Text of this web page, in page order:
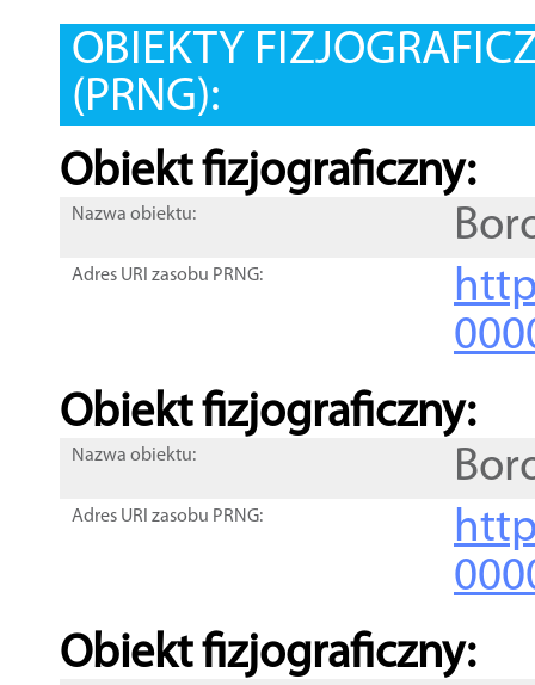
OBIEKTY
(PRNG):
Obiekt fizjograficzny:
Nazwa obiektu:
Adres URI zasobu PRNG:
Obiekt fizjograficzny:
Nazwa obiektu:
Adres URI zasobu PRNG:
Obiekt fizjograficzny: